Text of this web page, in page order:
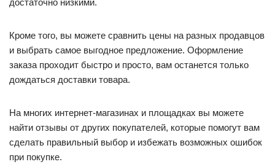
Кроме того, вы можете сравнить цены на разных продавцов
и выбрать самое выгодное предложение. Оформление
заказа проходит быстро и просто, вам останется только
дождаться доставки товара.
На многих интернет-магазинах и площадках вы можете
найти отзывы от других покупателей, которые помогут вам
сделать правильный выбор и избежать возможных ошибок
при покупке.